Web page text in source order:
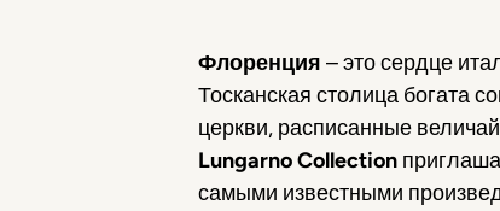
Флоренция – это сердце
Тосканская столица богата
церкви, расписанные
Lungarno Collection
самыми известными